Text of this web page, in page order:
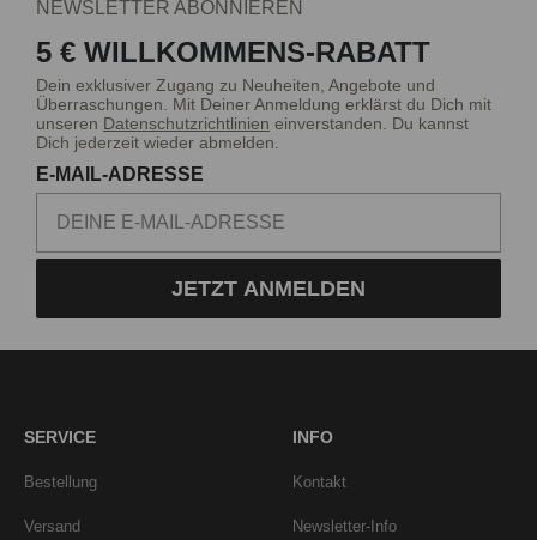
NEWSLETTER ABONNIEREN
5 € WILLKOMMENS-RABATT
Dein exklusiver Zugang zu Neuheiten, Angebote und
Überraschungen. Mit Deiner Anmeldung erklärst du Dich mit
unseren Datenschutzrichtlinien einverstanden. Du kannst
Dich jederzeit wieder abmelden.
E-MAIL-ADRESSE
JETZT ANMELDEN
SERVICE
Bestellung
Versand
INFO
Kontakt
Newsletter-Info